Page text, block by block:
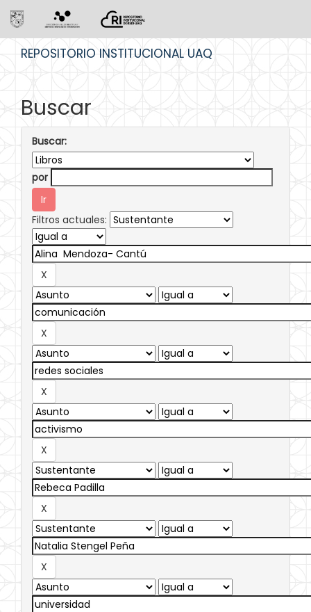
REPOSITORIO INSTITUCIONAL UAQ
Buscar
Buscar:
por
Filtros actuales: